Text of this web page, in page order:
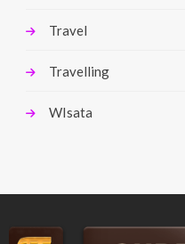
Travel
Travelling
WIsata